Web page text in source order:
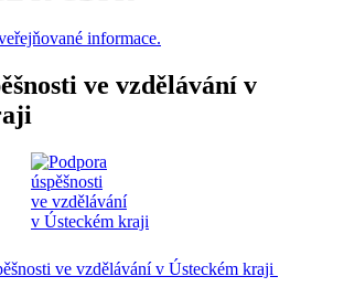
informace.
ve vzdělávání v
ve vzdělávání v Ústeckém kraji